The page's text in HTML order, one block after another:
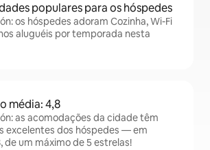
populares para os hóspedes
os hóspedes adoram Cozinha, Wi-Fi
aluguéis por temporada nesta
média: 4,8
as acomodações da cidade têm
excelentes dos hóspedes — em
de um máximo de 5 estrelas!